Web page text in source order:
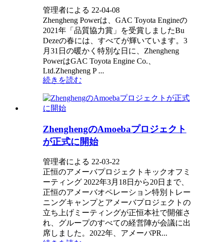
管理者による 22-04-08
Zhengheng Powerは、GAC Toyota Engineの
2021年「品質協力賞」を受賞しましたBu
Dezeの春には、すべてが輝いています。3
月31日の暖かく特別な日に、Zhengheng
PowerはGAC Toyota Engine Co.、
Ltd.Zhengheng P ...
続きを読む
ZhenghengのAmoebaプロジェクト
が正式に開始
管理者による 22-03-22
正恒のアメーバプロジェクトキックオフミ
ーティング 2022年3月18日から20日まで、
正恒のアメーバオペレーション特別トレー
ニングキャンプとアメーバプロジェクトの
立ち上げミーティングが正恒本社で開催さ
れ、グループのすべての経営陣が会議に出
席しました。2022年、アメーバPR...